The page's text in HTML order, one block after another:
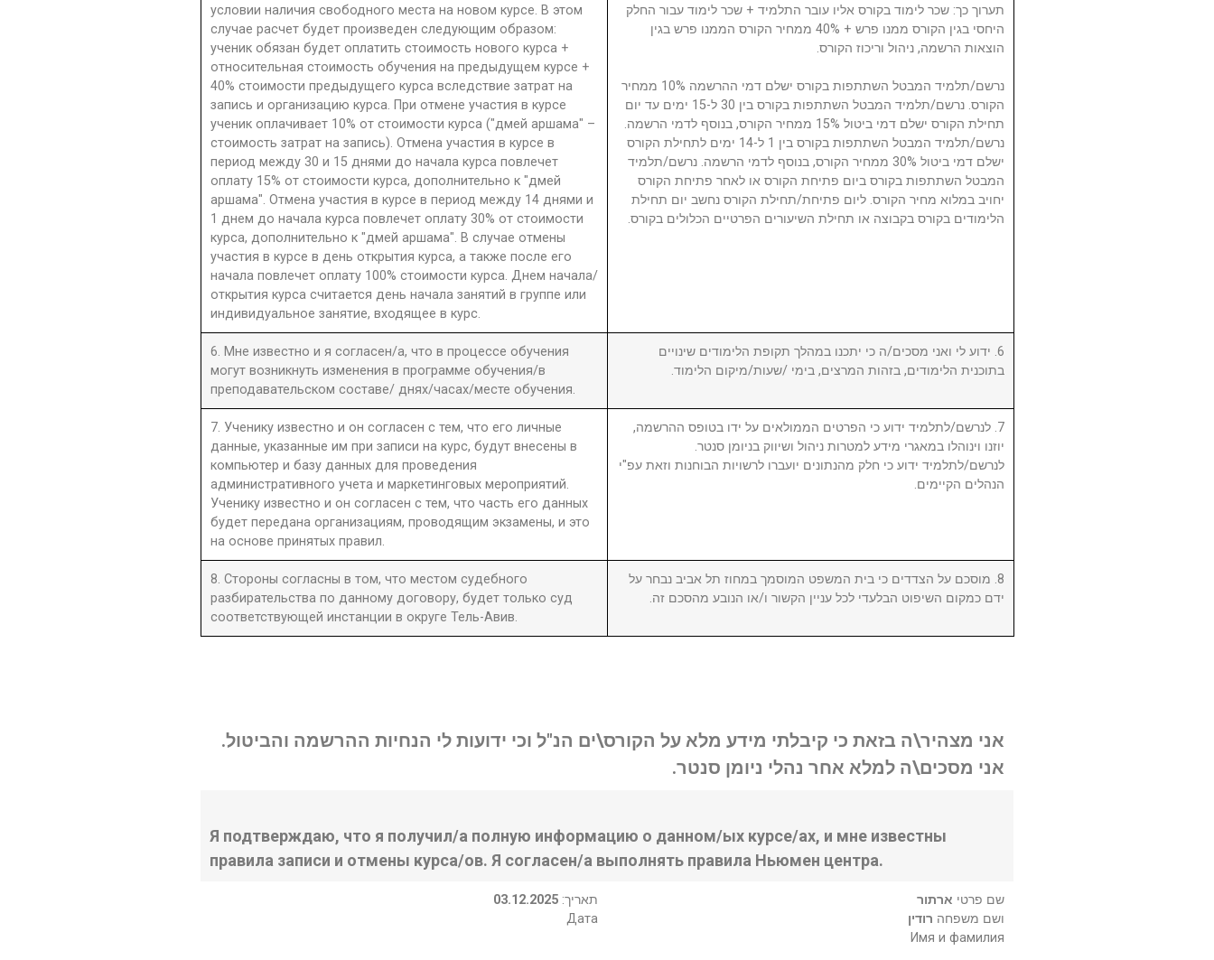
условии наличия свободного места на новом курсе. В этом
случае расчет будет произведен следующим образом:
ученик обязан будет оплатить стоимость нового курса +
относительная стоимость обучения на предыдущем курсе +
40% стоимости предыдущего курса вследствие затрат на
запись и организацию курса. При отмене участия в курсе
ученик оплачивает 10% от стоимости курса ("дмей аршама" –
стоимость затрат на запись). Отмена участия в курсе в
период между 30 и 15 днями до начала курса повлечет
оплату 15% от стоимости курса, дополнительно к "дмей
аршама". Отмена участия в курсе в период между 14 днями и
1 днем до начала курса повлечет оплату 30% от стоимости
курса, дополнительно к "дмей аршама". В случае отмены
участия в курсе в день открытия курса, а также после его
начала повлечет оплату 100% стоимости курса. Днем начала/
открытия курса считается день начала занятий в группе или
индивидуальное занятие, входящее в курс.
תערוך כך: שכר לימוד בקורס אליו עובר התלמיד + שכר לימוד עבור החלק
היחסי בגין הקורס ממנו פרש + 40% ממחיר הקורס הממנו פרש בגין
הוצאות הרשמה, ניהול וריכוז הקורס.
נרשם/תלמיד המבטל השתתפות בקורס ישלם דמי ההרשמה 10% ממחיר
הקורס. נרשם/תלמיד המבטל השתתפות בקורס בין 30 ל-15 ימים עד יום
תחילת הקורס ישלם דמי ביטול 15% ממחיר הקורס, בנוסף לדמי הרשמה.
נרשם/תלמיד המבטל השתתפות בקורס בין 1 ל-14 ימים לתחילת הקורס
ישלם דמי ביטול 30% ממחיר הקורס, בנוסף לדמי הרשמה. נרשם/תלמיד
המבטל השתתפות בקורס ביום פתיחת הקורס או לאחר פתיחת הקורס
יחויב במלוא מחיר הקורס. ליום פתיחת/תחילת הקורס נחשב יום תחילת
הלימודים בקורס בקבוצה או תחילת השיעורים הפרטיים הכלולים בקורס.
6. Мне известно и я согласен/а, что в процессе обучения
могут возникнуть изменения в программе обучения/в
преподавательском составе/ днях/часах/месте обучения.
6. ידוע לי ואני מסכים/ה כי יתכנו במהלך תקופת הלימודים שינויים
בתוכנית הלימודים, בזהות המרצים, בימי /שעות/מיקום הלימוד.
7. Ученику известно и он согласен с тем, что его личные
данные, указанные им при записи на курс, будут внесены в
компьютер и базу данных для проведения
административного учета и маркетинговых мероприятий.
Ученику известно и он согласен с тем, что часть его данных
будет передана организациям, проводящим экзамены, и это
на основе принятых правил.
7. לנרשם/לתלמיד ידוע כי הפרטים הממולאים על ידו בטופס ההרשמה,
יוזנו וינוהלו במאגרי מידע למטרות ניהול ושיווק בניומן סנטר.
לנרשם/לתלמיד ידוע כי חלק מהנתונים יועברו לרשויות הבוחנות וזאת עפ"י
הנהלים הקיימים.
8. Стороны согласны в том, что местом судебного
разбирательства по данному договору, будет только суд
соответствующей инстанции в округе Тель-Авив.
8. מוסכם על הצדדים כי בית המשפט המוסמך במחוז תל אביב נבחר על
ידם כמקום השיפוט הבלעדי לכל עניין הקשור ו/או הנובע מהסכם זה.
אני מצהיר\ה בזאת כי קיבלתי מידע מלא על הקורס\ים הנ"ל וכי ידועות לי הנחיות ההרשמה והביטול.
אני מסכים\ה למלא אחר נהלי ניומן סנטר.
Я подтверждаю, что я получил/а полную информацию о данном/ых курсе/ах, и мне известны
правила записи и отмены курса/ов. Я согласен/а выполнять правила Ньюмен центра.
03.12.2025 :תאריך
Дата
שם פרטי ארתור
ושם משפחה רודין
Имя и фамилия